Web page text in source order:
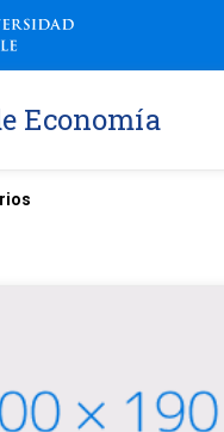
Economía